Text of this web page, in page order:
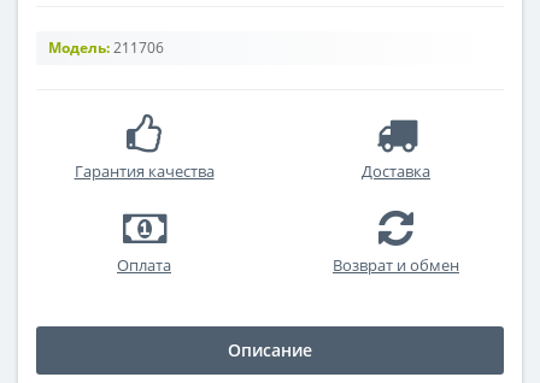
Модель:211706
Гарантия качества Доставка
Оплата Возврат и обмен
Описание